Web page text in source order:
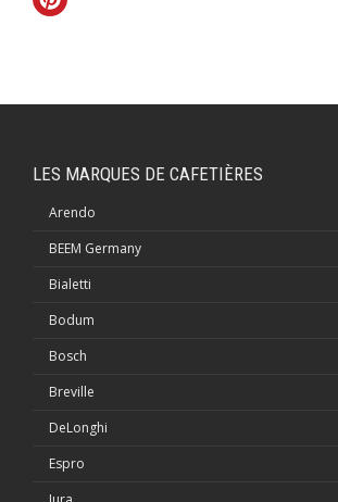
LES MARQUES DE CAFETIÈRES
Arendo
BEEM Germany
Bialetti
Bodum
Bosch
Breville
DeLonghi
Espro